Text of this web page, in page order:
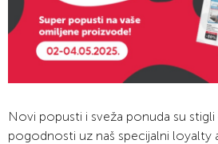
Novi popusti i sveža ponuda su stigli
pogodnosti uz naš specijalni loyalty